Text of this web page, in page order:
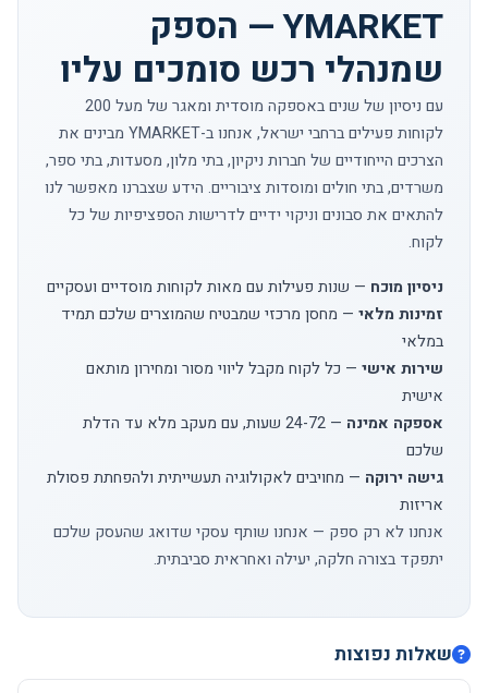
YMARKET — הספק
שמנהלי רכש סומכים עליו
עם ניסיון של שנים באספקה מוסדית ומאגר של מעל 200
לקוחות פעילים ברחבי ישראל, אנחנו ב-YMARKET מבינים את
הצרכים הייחודיים של חברות ניקיון, בתי מלון, מסעדות, בתי ספר,
משרדים, בתי חולים ומוסדות ציבוריים. הידע שצברנו מאפשר לנו
להתאים את סבונים וניקוי ידיים לדרישות הספציפיות של כל
לקוח.
ניסיון מוכח — שנות פעילות עם מאות לקוחות מוסדיים ועסקיים
זמינות מלאי — מחסן מרכזי שמבטיח שהמוצרים שלכם תמיד
במלאי
שירות אישי — כל לקוח מקבל ליווי מסור ומחירון מותאם
אישית
אספקה אמינה
— 24-72 שעות, עם מעקב מלא עד הדלת
שלכם
גישה ירוקה — מחויבים לאקולוגיה תעשייתית ולהפחתת פסולת
אריזות
אנחנו לא רק ספק — אנחנו שותף עסקי שדואג שהעסק שלכם
יתפקד בצורה חלקה, יעילה ואחראית סביבתית.
שאלות נפוצות